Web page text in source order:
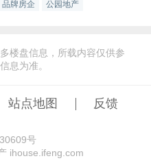
品牌房企 公园地产
楼盘信息，所载内容仅供参
息为准。
站点地图 反馈
号
ihouse.ifeng.com